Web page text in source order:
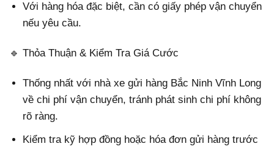
Với hàng hóa đặc biệt, cần có giấy phép vận chuyển
nếu yêu cầu.
🔹 Thỏa Thuận & Kiểm Tra Giá Cước
Thống nhất với nhà xe gửi hàng Bắc Ninh Vĩnh Long
về chi phí vận chuyển, tránh phát sinh chi phí không
rõ ràng.
Kiểm tra kỹ hợp đồng hoặc hóa đơn gửi hàng trước